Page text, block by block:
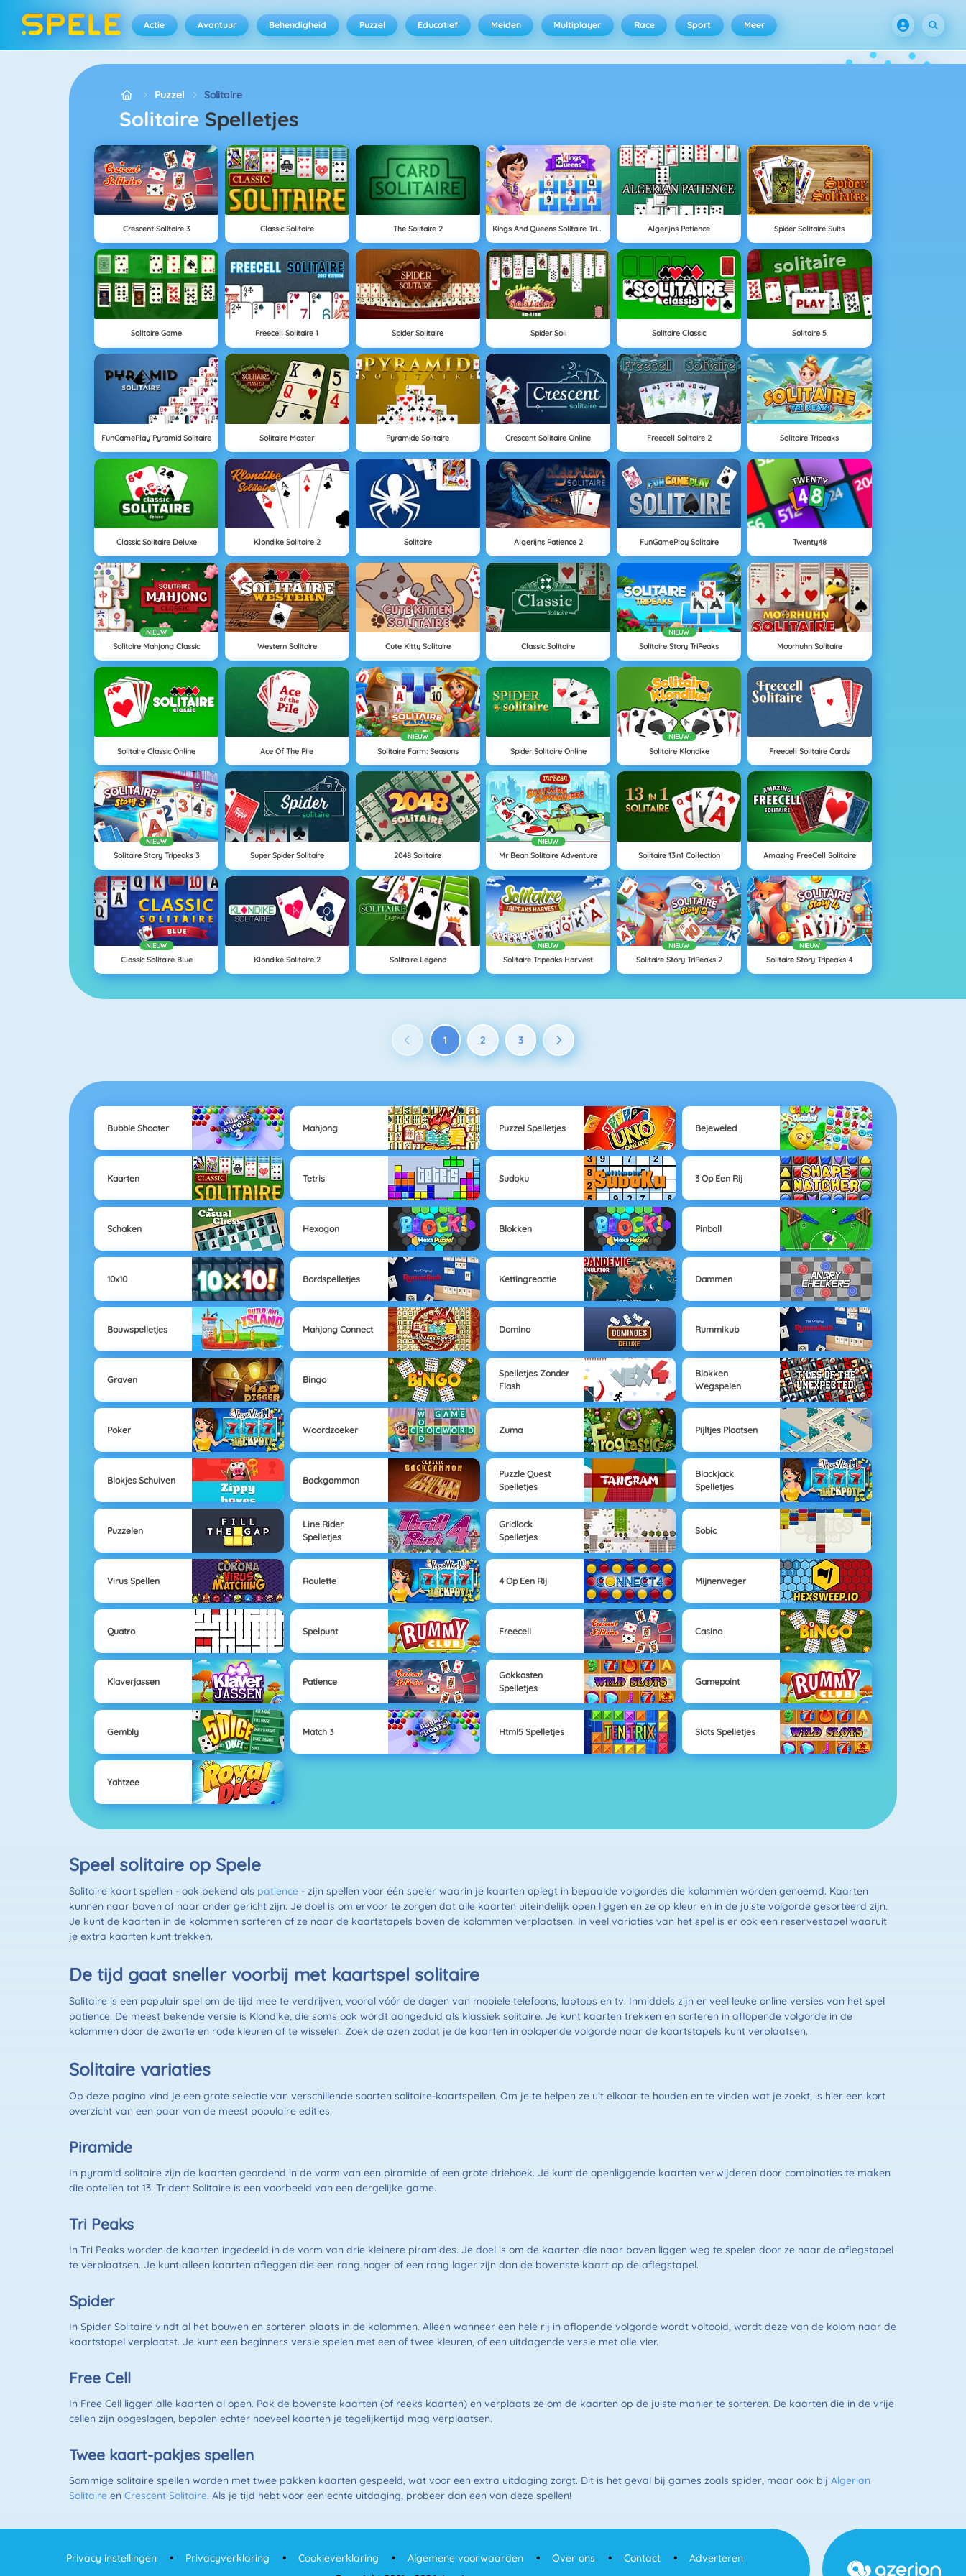
Actie Avontuur Behendigheid Puzzel Educatief Meiden Multiplayer Race Sport Meer
Puzzel Solitaire
Solitaire Spelletjes
Crescent Solitaire 3 Classic Solitaire The Solitaire 2 Kings And Queens Solitaire Tripeaks Algerijns Patience Spider Solitaire Suits
Solitaire Game Freecell Solitaire 1 Spider Solitaire Spider Soli Solitaire Classic Solitaire 5
FunGamePlay Pyramid Solitaire Solitaire Master Pyramide Solitaire Crescent Solitaire Online Freecell Solitaire 2 Solitaire Tripeaks
Classic Solitaire Deluxe Klondike Solitaire 2 Solitaire Algerijns Patience 2 FunGamePlay Solitaire Twenty48
NIEUW
Solitaire Mahjong Classic Western Solitaire Cute Kitty Solitaire Classic Solitaire
NIEUW
Solitaire Story TriPeaks Moorhuhn Solitaire
Solitaire Classic Online Ace Of The Pile
NIEUW
Solitaire Farm: Seasons Spider Solitaire Online
NIEUW
Solitaire Klondike Freecell Solitaire Cards
NIEUW
Solitaire Story Tripeaks 3 Super Spider Solitaire 2048 Solitaire
NIEUW
Mr Bean Solitaire Adventure Solitaire 13in1 Collection Amazing FreeCell Solitaire
NIEUW
Classic Solitaire Blue Klondike Solitaire 2 Solitaire Legend
NIEUW
Solitaire Tripeaks Harvest
NIEUW
Solitaire Story TriPeaks 2
NIEUW
Solitaire Story Tripeaks 4
1 2 3
Bubble Shooter Mahjong Puzzel Spelletjes Bejeweled
Kaarten Tetris Sudoku 3 Op Een Rij
Schaken Hexagon Blokken Pinball
10x10 Bordspelletjes Kettingreactie Dammen
Bouwspelletjes Mahjong Connect Domino Rummikub
Graven Bingo
Spelletjes Zonder
Flash
Blokken
Wegspelen
Poker Woordzoeker Zuma Pijltjes Plaatsen
Blokjes Schuiven Backgammon
Puzzle Quest
Spelletjes
Blackjack
Spelletjes
Puzzelen
Line Rider
Spelletjes
Gridlock
Spelletjes
Sobic
Virus Spellen Roulette 4 Op Een Rij Mijnenveger
Quatro Spelpunt Freecell Casino
Klaverjassen Patience
Gokkasten
Spelletjes
Gamepoint
Gembly Match 3 Html5 Spelletjes Slots Spelletjes
Yahtzee
Speel solitaire op Spele
Solitaire kaart spellen - ook bekend als patience - zijn spellen voor één speler waarin je kaarten oplegt in bepaalde volgordes die kolommen worden genoemd. Kaarten
kunnen naar boven of naar onder gericht zijn. Je doel is om ervoor te zorgen dat alle kaarten uiteindelijk open liggen en ze op kleur en in de juiste volgorde gesorteerd zijn.
Je kunt de kaarten in de kolommen sorteren of ze naar de kaartstapels boven de kolommen verplaatsen. In veel variaties van het spel is er ook een reservestapel waaruit
je extra kaarten kunt trekken.
De tijd gaat sneller voorbij met kaartspel solitaire
Solitaire is een populair spel om de tijd mee te verdrijven, vooral vóór de dagen van mobiele telefoons, laptops en tv. Inmiddels zijn er veel leuke online versies van het spel
patience. De meest bekende versie is Klondike, die soms ook wordt aangeduid als klassiek solitaire. Je kunt kaarten trekken en sorteren in aflopende volgorde in de
kolommen door de zwarte en rode kleuren af te wisselen. Zoek de azen zodat je de kaarten in oplopende volgorde naar de kaartstapels kunt verplaatsen.
Solitaire variaties
Op deze pagina vind je een grote selectie van verschillende soorten solitaire-kaartspellen. Om je te helpen ze uit elkaar te houden en te vinden wat je zoekt, is hier een kort
overzicht van een paar van de meest populaire edities.
Piramide
In pyramid solitaire zijn de kaarten geordend in de vorm van een piramide of een grote driehoek. Je kunt de openliggende kaarten verwijderen door combinaties te maken
die optellen tot 13. Trident Solitaire is een voorbeeld van een dergelijke game.
Tri Peaks
In Tri Peaks worden de kaarten ingedeeld in de vorm van drie kleinere piramides. Je doel is om de kaarten die naar boven liggen weg te spelen door ze naar de aflegstapel
te verplaatsen. Je kunt alleen kaarten afleggen die een rang hoger of een rang lager zijn dan de bovenste kaart op de aflegstapel.
Spider
In Spider Solitaire vindt al het bouwen en sorteren plaats in de kolommen. Alleen wanneer een hele rij in aflopende volgorde wordt voltooid, wordt deze van de kolom naar de
kaartstapel verplaatst. Je kunt een beginners versie spelen met een of twee kleuren, of een uitdagende versie met alle vier.
Free Cell
In Free Cell liggen alle kaarten al open. Pak de bovenste kaarten (of reeks kaarten) en verplaats ze om de kaarten op de juiste manier te sorteren. De kaarten die in de vrije
cellen zijn opgeslagen, bepalen echter hoeveel kaarten je tegelijkertijd mag verplaatsen.
Twee kaart-pakjes spellen
Sommige solitaire spellen worden met twee pakken kaarten gespeeld, wat voor een extra uitdaging zorgt. Dit is het geval bij games zoals spider, maar ook bij Algerian
Solitaire en Crescent Solitaire. Als je tijd hebt voor een echte uitdaging, probeer dan een van deze spellen!
Privacy instellingen Privacyverklaring Cookieverklaring Algemene voorwaarden Over ons Contact
Adverteren